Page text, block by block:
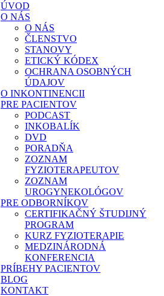
ÚVOD
O NÁS
O NÁS
ČLENSTVO
STANOVY
ETICKÝ KÓDEX
OCHRANA OSOBNÝCH
ÚDAJOV
O INKONTINENCII
PRE PACIENTOV
PODCAST
INKOBALÍK
DVD
PORADŇA
ZOZNAM
FYZIOTERAPEUTOV
ZOZNAM
UROGYNEKOLÓGOV
PRE ODBORNÍKOV
CERTIFIKAČNÝ ŠTUDIJNÝ
PROGRAM
KURZ FYZIOTERAPIE
MEDZINÁRODNÁ
KONFERENCIA
PRÍBEHY PACIENTOV
BLOG
KONTAKT